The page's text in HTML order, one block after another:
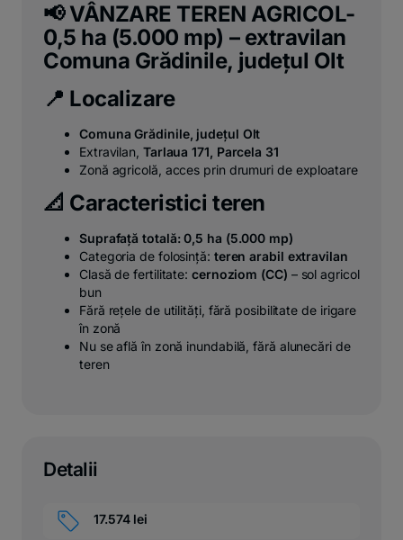
📢 VÂNZARE TEREN AGRICOL-
0,5 ha (5.000 mp) – extravilan
Comuna Grădinile, județul Olt
📍 Localizare
Comuna Grădinile, județul Olt
Extravilan, Tarlaua 171, Parcela 31
Zonă agricolă, acces prin drumuri de exploatare
📐 Caracteristici teren
Suprafață totală: 0,5 ha (5.000 mp)
Categoria de folosință: teren arabil extravilan
Clasă de fertilitate:cernoziom (CC) – sol agricol
bun
Fără rețele de utilități, fără posibilitate de irigare
în zonă
Nu se află în zonă inundabilă, fără alunecări de
teren
Detalii
17.574 lei